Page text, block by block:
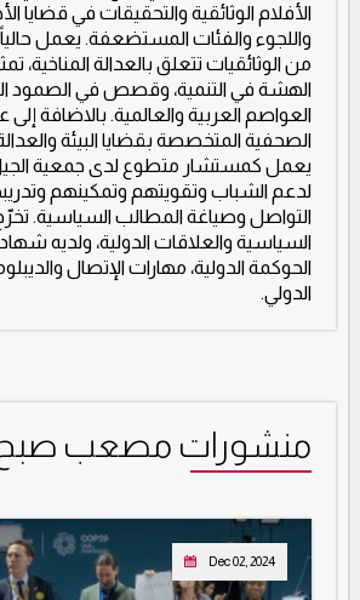
الأفلام الوثائقية والتحقيقات في قضايا
واللجوء والفئات المستضعفة. يعمل
من الوثائقيات تتعلق بالعدالة المناخية،
الهشة في التنمية، وقصص في الصمود
العواصم العربية والعالمية. بالاضافة
الصحفية المتخصصة بقضايا البيئة
يعمل كمستشار متطوع لدى جمعية الجيل
لدعم الشباب وتقويتهم وتمكينهم
التواصل وصياغة المطالب السياسية.
السياسية والعلاقات الدولية، ولديه
الحوكمة الدولية، مهارات الإتصال
الدولي.
منشورات مصعب صبح
Dec 02, 2024